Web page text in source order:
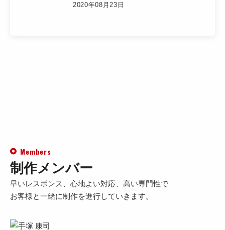
2020年08月23日
Members
制作メンバー
早いレスポンス、心地よい対応、高い専門性で
お客様と一緒に制作を進行していきます。